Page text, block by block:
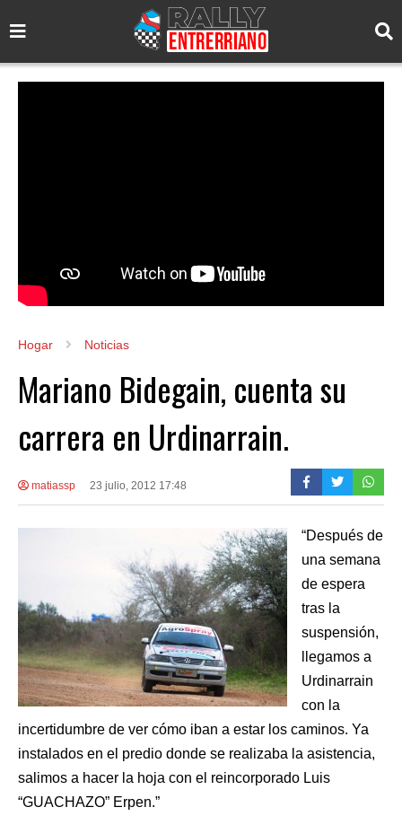
Hogar Noticias
Mariano Bidegain, cuenta su
carrera en Urdinarrain.
matiassp 23 julio, 2012 17:48
“Después de
una semana
de espera
tras la
suspensión,
llegamos a
Urdinarrain
con la
incertidumbre de ver cómo iban a estar los caminos. Ya
instalados en el predio donde se realizaba la asistencia,
salimos a hacer la hoja con el reincorporado Luis
“GUACHAZO” Erpen.”